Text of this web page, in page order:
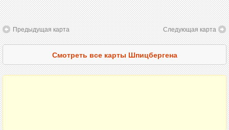
Предыдущая карта Следующая карта
Смотреть все карты Шпицбергена